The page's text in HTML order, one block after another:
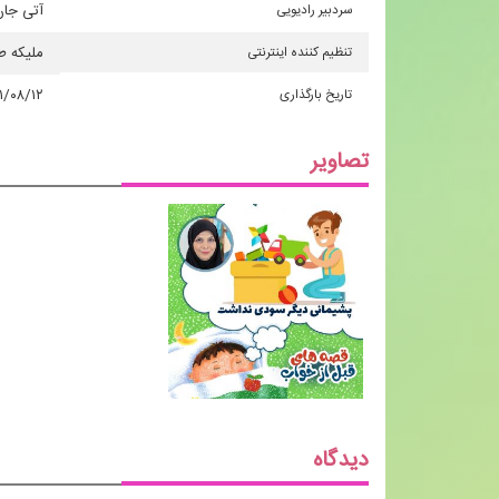
سردبیر رادیویی آتی
تنظیم کننده اینترنتی ملیكه
تاریخ بارگذاری ۱۴۰۱/
تصاویر
دیدگاه